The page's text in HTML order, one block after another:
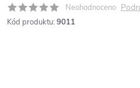
Neohodnoceno
Kód produktu: 9011